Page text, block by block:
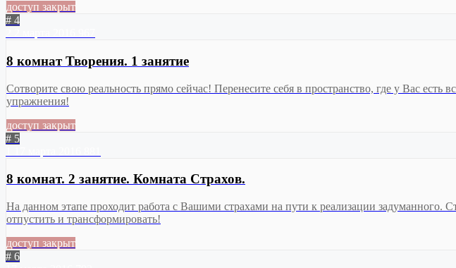
доступ закрыт
# 4
8 комнат Творения. 1 занятие
Сотворите свою реальность прямо сейчас! Перенесите себя в пространство, где у Вас
упражнения!
доступ закрыт
# 5
8 комнат. 2 занятие. Комната Страхов.
На данном этапе проходит работа с Вашими страхами на пути к реализации задуманного.
отпустить и трансформировать!
доступ закрыт
# 6